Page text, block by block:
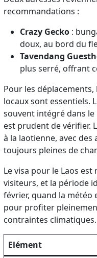
recommandations :
Crazy Gecko :
doux, au bord du
Tavendang
plus serré, offrant
Pour les déplacements,
locaux sont essentiels.
souvent intégré dans le
est prudent de vérifier.
à la laotienne, avec
toujours pleines de
Le visa pour le Laos
visiteurs, et la période
février, quand la météo
pour profiter
contraintes climatiques.
Elément